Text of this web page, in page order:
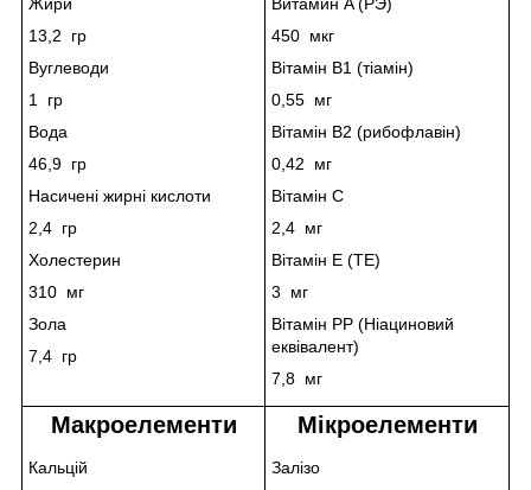
13,2 гр
Вуглеводи
1 гр
Вода
46,9 гр
Насичені жирні кислоти
2,4 гр
Холестерин
310 мг
Зола
7,4 гр
450 мкг
Вітамін B1 (тіамін)
0,55 мг
Вітамін B2 (рибофлавін)
0,42 мг
Вітамін C
2,4 мг
Вітамін E (ТЕ)
3 мг
Вітамін PP (Ніациновий
еквівалент)
7,8 мг
Макроелементи
Кальцій
Мікроелементи
Залізо